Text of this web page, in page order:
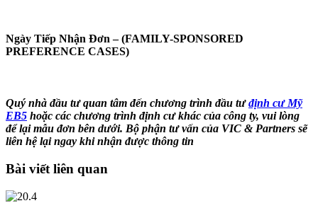
Ngày Tiếp Nhận Đơn – (FAMILY-SPONSORED
PREFERENCE CASES)
Quý nhà đầu tư quan tâm đến chương trình đầu tưđịnh cư Mỹ
EB5 hoặc các chương trình định cư khác của công ty, vui lòng
để lại mẫu đơn bên dưới. Bộ phận tư vấn của VIC & Partners sẽ
liên hệ lại ngay khi nhận được thông tin
Bài viết liên quan